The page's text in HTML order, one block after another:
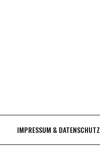
IMPRESSUM & DATENSCHUTZ